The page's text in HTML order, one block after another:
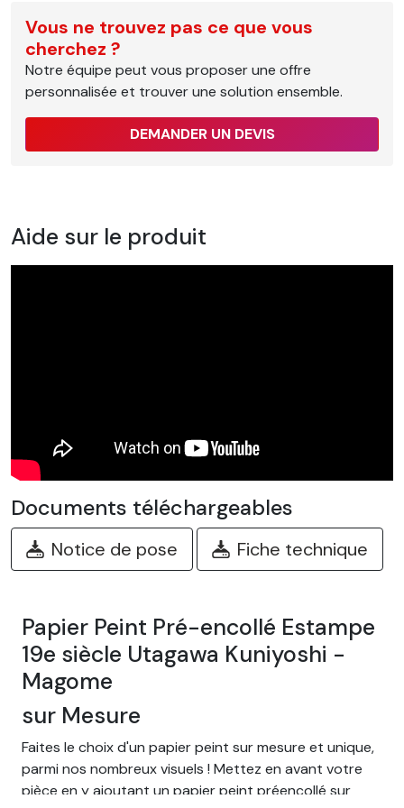
Vous ne trouvez pas ce que vous
cherchez ?
Notre équipe peut vous proposer une offre
personnalisée et trouver une solution ensemble.
DEMANDER UN DEVIS
Aide sur le produit
Documents téléchargeables
Notice de pose Fiche technique
Papier Peint Pré-encollé Estampe
19e siècle Utagawa Kuniyoshi -
Magome
sur Mesure
Faites le choix d'un papier peint sur mesure et unique,
parmi nos nombreux visuels ! Mettez en avant votre
pièce en y ajoutant un papier peint préencollé sur